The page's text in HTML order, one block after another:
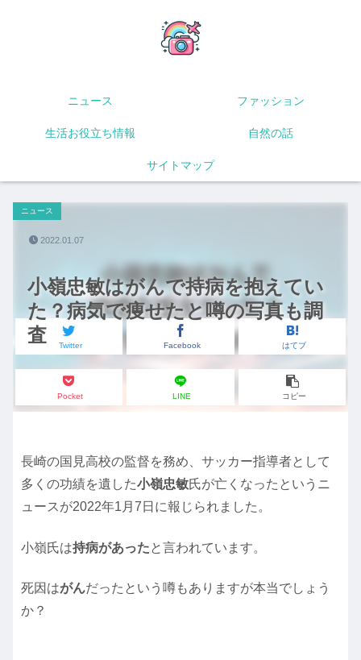
ニュース ファッション
生活お役立ち情報 自然の話
サイトマップ
小嶺忠敏はがんで持病を抱えてい
た？病気で痩せたと噂の写真も調
査
ニュース
Twitter Facebook はてブ
Pocket LINE コピー
2022.01.07
長崎の国見高校の監督を務め、サッカー指導者として
多くの功績を遺した小嶺忠敏氏が亡くなったというニ
ュースが2022年1月7日に報じられました。
小嶺氏は持病があったと言われています。
死因はがんだったという噂もありますが本当でしょう
か？